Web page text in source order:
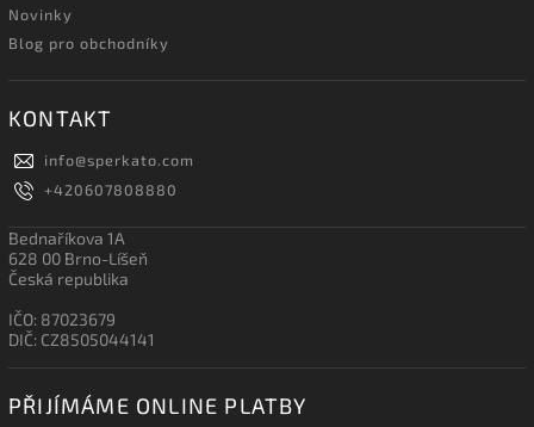
Novinky
Blog pro obchodníky
KONTAKT
info@sperkato.com
+420607808880
Bednaříkova 1A
628 00 Brno-Líšeň
Česká republika
IČO: 87023679
DIČ: CZ8505044141
PŘIJÍMÁME ONLINE PLATBY